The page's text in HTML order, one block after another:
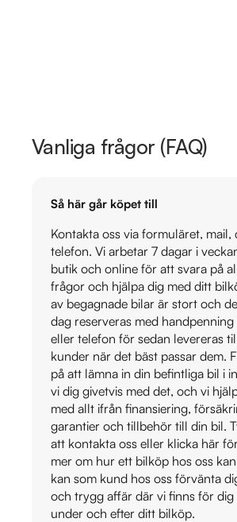
Vanliga frågor (FAQ)
Så här går köpet till
Kontakta oss via formuläret, mail,
telefon. Vi arbetar 7 dagar i
butik och online för att svara på
frågor och hjälpa dig med ditt
av begagnade bilar är stort och
dag reserveras med handpenning
eller telefon för sedan levereras
kunder när det bäst passar dem.
på att lämna in din befintliga bil i
vi dig givetvis med det, och vi
med allt ifrån finansiering,
garantier och tillbehör till din bil.
att kontakta oss eller klicka här
mer om hur ett bilköp hos oss
kan som kund hos oss förvänta
och trygg affär där vi finns för dig
under och efter ditt bilköp.